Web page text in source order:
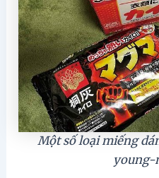
Một số loại miếng
young-